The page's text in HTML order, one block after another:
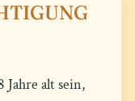
Jahre alt sein,